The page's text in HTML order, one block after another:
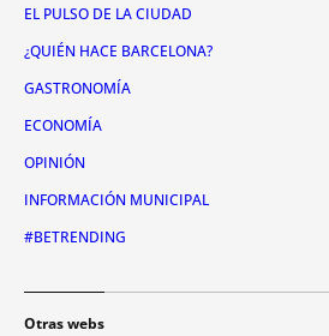
EL PULSO DE LA CIUDAD
¿QUIÉN HACE BARCELONA?
GASTRONOMÍA
ECONOMÍA
OPINIÓN
INFORMACIÓN MUNICIPAL
#BETRENDING
Otras webs